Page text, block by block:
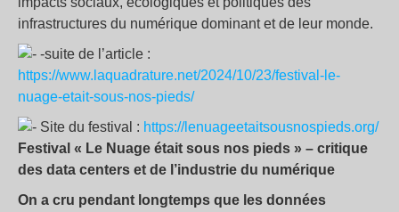
infrastructures du numérique dominant et de leur monde.
-suite de l’article :
https://www.laquadrature.net/2024/10/23/festival-le-
nuage-etait-sous-nos-pieds/
Site du festival : https://lenuageetaitsousnospieds.org/
Festival « Le Nuage était sous nos pieds » – critique
des data centers et de l’industrie du numérique
On a cru pendant longtemps que les données